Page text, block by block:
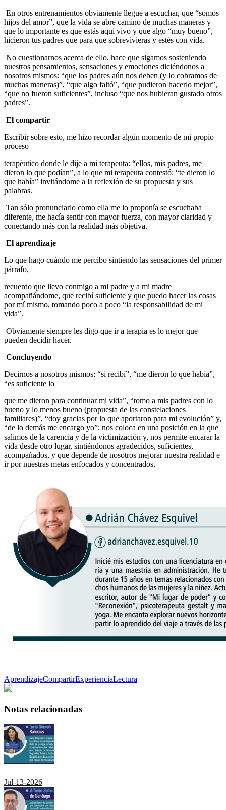
En otros entrenamientos obviamente llegue a escuchar, que “somos
hijos del amor”, que la vida se abre camino de muchas maneras y
que lo importante es que estás aquí vivo y que algo “muy bueno”,
hicieron tus padres que para que sobrevivieras y estés con vida.
No cuestionarnos acerca de ello, hace que sigamos sosteniendo
nuestros pensamientos, sensaciones y emociones diciéndonos a
nosotros mismos: “que los padres aún nos deben (y lo cobramos de
muchas maneras)”, “que algo faltó”, “que pudieron hacerlo mejor”,
“que no fueron suficientes”, incluso “que nos hubieran gustado otros
padres”.
El compartir
Escribir sobre esto, me hizo recordar algún momento de mi propio
proceso
terapéutico donde le dije a mi terapeuta: “ellos, mis padres, me
dieron lo que podían”, a lo que mi terapeuta contestó: “te dieron lo
que había” invitándome a la reflexión de su propuesta y sus
palabras.
Tan sólo pronunciarlo como ella me lo proponía se escuchaba
diferente, me hacía sentir con mayor fuerza, con mayor claridad y
conectando más con la realidad más objetiva.
El aprendizaje
Lo que hago cuándo me percibo sintiendo las sensaciones del primer
párrafo,
recuerdo que llevo conmigo a mi padre y a mi madre
acompañándome, que recibí suficiente y que puedo hacer las cosas
por mí mismo, tomando poco a poco “la responsabilidad de mi
vida”.
Obviamente siempre les digo que ir a terapia es lo mejor que
pueden decidir hacer.
Concluyendo
Decirnos a nosotros mismos: “si recibí”, “me dieron lo que había”,
“es suficiente lo
que me dieron para continuar mi vida”, “tomo a mis padres con lo
bueno y lo menos bueno (propuesta de las constelaciones
familiares)”, “doy gracias por lo que aportaron para mi evolución” y,
“de lo demás me encargo yo”; nos coloca en una posición en la que
salimos de la carencia y de la victimización y, nos permite encarar la
vida desde otro lugar, sintiéndonos agradecidos, suficientes,
acompañados, y que depende de nosotros mejorar nuestra realidad e
ir por nuestras metas enfocados y concentrados.
AprendizajeCompartirExperienciaLectura
Notas relacionadas
Jul-13-2026